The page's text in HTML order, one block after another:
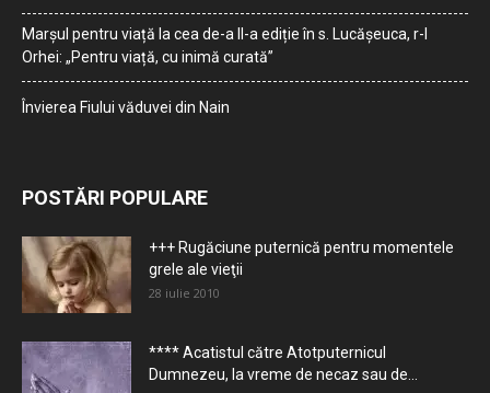
Marșul pentru viață la cea de-a II-a ediție în s. Lucășeuca, r-l
Orhei: „Pentru viață, cu inimă curată”
Învierea Fiului văduvei din Nain
POSTĂRI POPULARE
+++ Rugăciune puternică pentru momentele
grele ale vieţii
28 iulie 2010
**** Acatistul către Atotputernicul
Dumnezeu, la vreme de necaz sau de...